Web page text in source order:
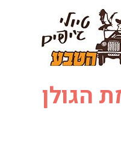
הגולן